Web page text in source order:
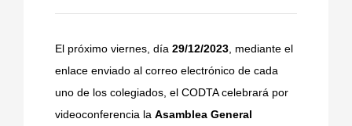
El próximo viernes, día 29/12/2023, mediante el
enlace enviado al correo electrónico de cada
uno de los colegiados, el CODTA celebrará por
videoconferencia la Asamblea General